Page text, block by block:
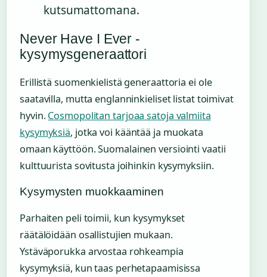
kutsumattomana.
Never Have I Ever -
kysymysgeneraattori
Erillistä suomenkielistä generaattoria ei ole
saatavilla, mutta englanninkieliset listat toimivat
hyvin.Cosmopolitan tarjoaa satoja valmiita
kysymyksiä, jotka voi kääntää ja muokata
omaan käyttöön. Suomalainen versiointi vaatii
kulttuurista sovitusta joihinkin kysymyksiin.
Kysymysten muokkaaminen
Parhaiten peli toimii, kun kysymykset
räätälöidään osallistujien mukaan.
Ystäväporukka arvostaa rohkeampia
kysymyksiä, kun taas perhetapaamisissa